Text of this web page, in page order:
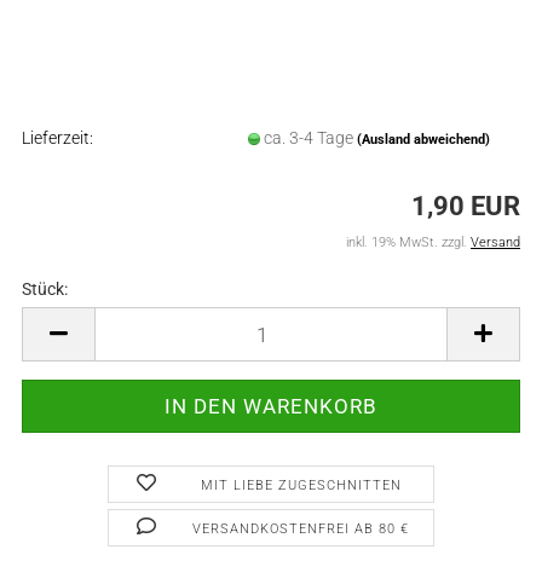
Lieferzeit: ca. 3-4 Tage (Ausland abweichend)
1,90 EUR
inkl. 19% MwSt. zzgl. Versand
Stück:
MIT LIEBE ZUGESCHNITTEN
VERSANDKOSTENFREI AB 80 €